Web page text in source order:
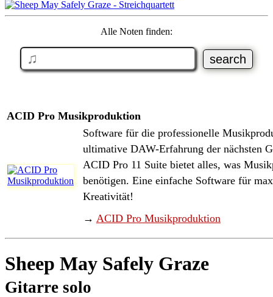
Alle Noten finden:
ACID Pro Musikproduktion
Software für die professionelle
ultimative DAW-Erfahrung der nächsten
ACID Pro 11 Suite bietet alles, was
benötigen. Eine einfache Software für
Kreativität!
→ ACID Pro Musikproduktion
Sheep May Safely Graze
Gitarre solo